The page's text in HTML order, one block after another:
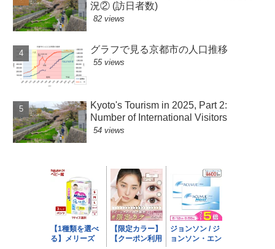
況② (訪日者数)
82 views
グラフで見る京都市の人口推移
55 views
Kyoto's Tourism in 2025, Part 2:
Number of International Visitors
54 views